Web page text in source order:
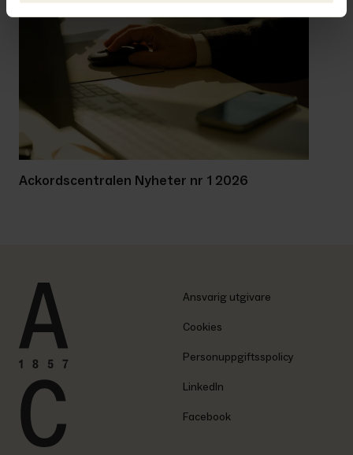
Ackordscentralen Nyheter nr 1 2026
Ansvarig utgivare
Cookies
Personuppgiftsspolicy
LinkedIn
Facebook